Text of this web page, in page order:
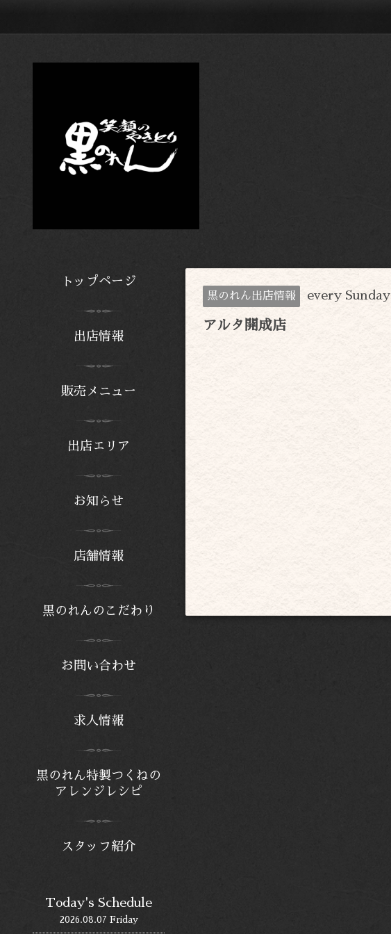
黒のれん出店情報 every Sunday
アルタ開成店
トップページ
販売メニュー
出店エリア
お知らせ
店舗情報
黒のれんのこだわり
お問い合わせ
求人情報
黒のれん特製つくねの
アレンジレシピ
スタッフ紹介
出店情報
Today's Schedule
2026.08.07 Friday